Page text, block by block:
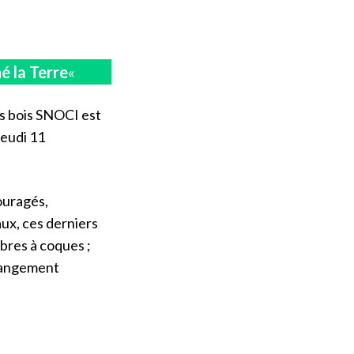
la Terre«
bois SNOCI est
11
ces derniers
à coques ;